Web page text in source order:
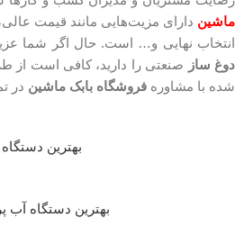
ماشین دارای مزیت‌هایی مانند قیمت
انتخاب نهایی و… است. حال اگر شما
دوغ ساز صنعتی را دارید، کافی است از
شده با مشاوره فروشگاه بابک ماشین در
بهترین
بهترین دستگاه آب